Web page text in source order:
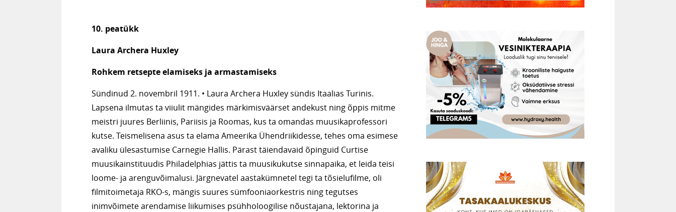
10. peatükk
Laura Archera Huxley
Rohkem retsepte elamiseks ja armastamiseks
Sündinud 2. novembril 1911. • Laura Archera Huxley sündis Itaalias Turinis.
Lapsena ilmutas ta viiulit mängides märkimisväärset andekust ning õppis mitme
meistri juures Berliinis, Pariisis ja Roomas, kus ta omandas muusikaprofessori
kutse. Teismelisena asus ta elama Ameerika Ühendriikidesse, tehes oma esimese
avaliku ülesastumise Carnegie Hallis. Pärast täiendavaid õpinguid Curtise
muusikainstituudis Philadelphias jättis ta muusikukutse sinnapaika, et leida teisi
loome- ja arenguvõimalusi. Järgnevatel aastakümnetel tegi ta tõsielufilme, oli
filmitoimetaja RKO-s, mängis suures sümfooniaorkestris ning tegutses
inimvõimete arendamise liikumises psühholoogilise nõustajana, lektorina ja